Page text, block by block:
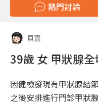
熱門討論
貝嘉
39歲 女 甲狀腺
因健檢發現有甲狀腺結
之後安排進行門診甲狀